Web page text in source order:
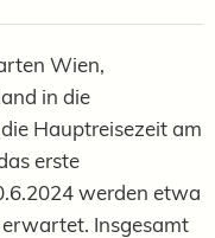
Wien,
in die
Hauptreisezeit am
erste
werden etwa
Insgesamt